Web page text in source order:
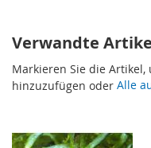
Verwandte
Markieren Sie die Artikel,
hinzuzufügen oder Alle